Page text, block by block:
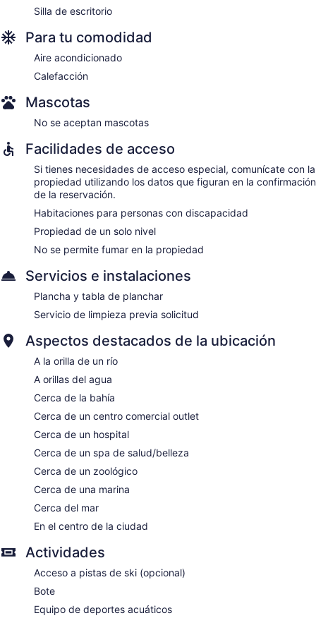
Silla de escritorio
Para tu comodidad
Aire acondicionado
Calefacción
Mascotas
No se aceptan mascotas
Facilidades de acceso
Si tienes necesidades de acceso especial, comunícate con la
propiedad utilizando los datos que figuran en la confirmación
de la reservación.
Habitaciones para personas con discapacidad
Propiedad de un solo nivel
No se permite fumar en la propiedad
Servicios e instalaciones
Plancha y tabla de planchar
Servicio de limpieza previa solicitud
Aspectos destacados de la ubicación
A la orilla de un río
A orillas del agua
Cerca de la bahía
Cerca de un centro comercial outlet
Cerca de un hospital
Cerca de un spa de salud/belleza
Cerca de un zoológico
Cerca de una marina
Cerca del mar
En el centro de la ciudad
Actividades
Acceso a pistas de ski (opcional)
Bote
Equipo de deportes acuáticos